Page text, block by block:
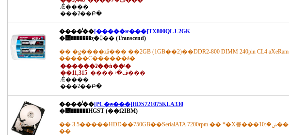
Ǽ����
���ʡ��Բ�
����̾��[�����ѥ���]TX800QLJ-2GK
�᡼�������ȥ�󥻥�� (Transcend)
�� �ǥ����ȥå��� ��2GB (1GB��2)��DDR2-800 DIMM 240pin CL4 aXeRam
�����С������á�
������ʡ��ǹ��ˡ�
��11,315
����ڤ�ޤ���
Ǽ����
���ʡ��Բ�
����̾��[PC�ѡ���]HDS721075KLA330
�᡼������HGST (��ΩIBM)
�� 3.5�����HDD��750GB��SerialATA 7200rpm �� *�Х륯���ݾ�:10����
��